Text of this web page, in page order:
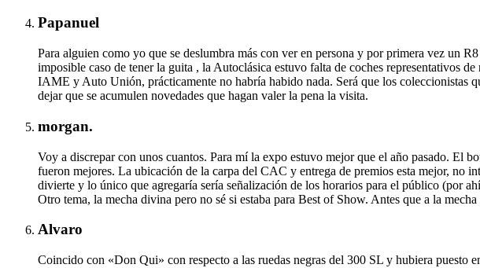
Papanuel
Para alguien como yo que se deslumbra más con ver en persona y por primera vez un
imposible caso de tener la guita , la Autoclásica estuvo falta de coches representativos
IAME y Auto Unión, prácticamente no habría habido nada. Será que los coleccionistas
dejar que se acumulen novedades que hagan valer la pena la visita.
morgan.
Voy a discrepar con unos cuantos. Para mí la expo estuvo mejor que el año pasado. El
fueron mejores. La ubicación de la carpa del CAC y entrega de premios esta mejor, no
divierte y lo único que agregaría sería señalización de los horarios para el público (por
Otro tema, la mecha divina pero no sé si estaba para Best of Show. Antes que a la
Alvaro
Coincido con «Don Qui» con respecto a las ruedas negras del 300 SL y hubiera